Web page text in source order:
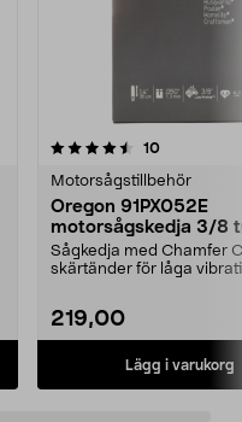
10recensioner
Motorsågstillbehör
Oregon 91PX052E
motorsågskedja 3/8
drivlänkar
Sågkedja med Chamfer
skärtänder för låga
219,00
Lägg i varukorg
0.0 av 5 stjärnor